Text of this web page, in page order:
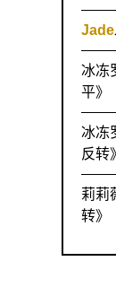
Jade
冰冻
平》
冰冻
反转》
莉莉
转》